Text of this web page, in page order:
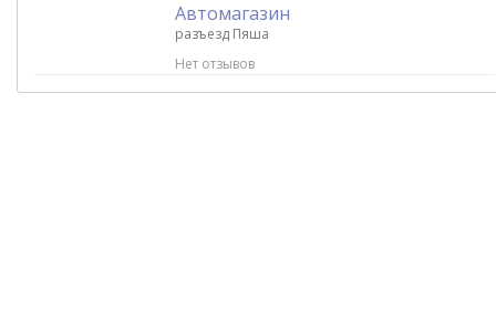
Автомагазин
разъезд Пяша
Нет отзывов